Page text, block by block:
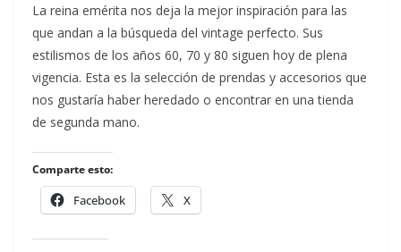
​La reina emérita nos deja la mejor inspiración para las
que andan a la búsqueda del vintage perfecto. Sus
estilismos de los años 60, 70 y 80 siguen hoy de plena
vigencia. Esta es la selección de prendas y accesorios que
nos gustaría haber heredado o encontrar en una tienda
de segunda mano.
Comparte esto:
Facebook X